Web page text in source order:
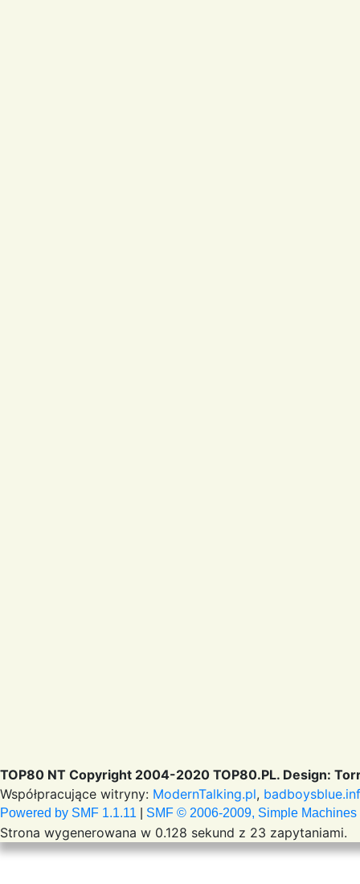
TOP80 NT Copyright 2004-2020 TOP80.PL. Design:
Współpracujące witryny: ModernTalking.pl,
Powered by SMF 1.1.11 SMF © 2006-2009, Simple Machines
Strona wygenerowana w 0.128 sekund z 23 zapytaniami.